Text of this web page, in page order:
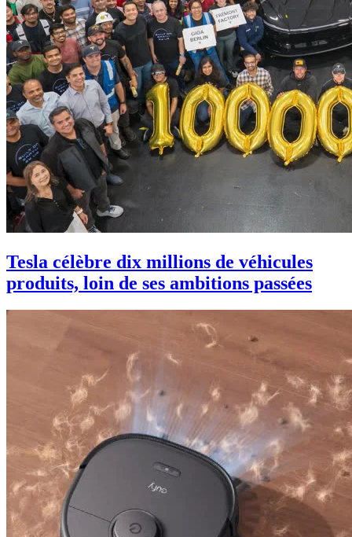
Tesla célèbre dix millions de véhicules
produits, loin de ses ambitions passées